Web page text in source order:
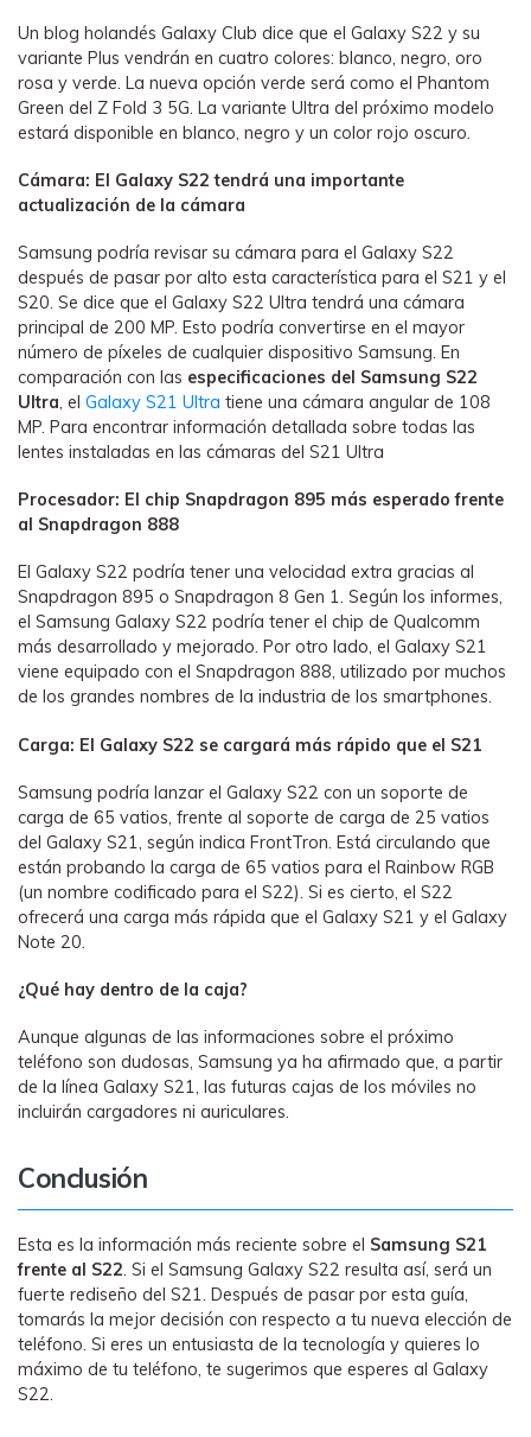
Un blog holandés Galaxy Club dice que el Galaxy S22 y su
variante Plus vendrán en cuatro colores: blanco, negro, oro
rosa y verde. La nueva opción verde será como el Phantom
Green del Z Fold 3 5G. La variante Ultra del próximo modelo
estará disponible en blanco, negro y un color rojo oscuro.
Cámara: El Galaxy S22 tendrá una importante
actualización de la cámara
Samsung podría revisar su cámara para el Galaxy S22
después de pasar por alto esta característica para el S21 y el
S20. Se dice que el Galaxy S22 Ultra tendrá una cámara
principal de 200 MP. Esto podría convertirse en el mayor
número de píxeles de cualquier dispositivo Samsung. En
comparación con las especificaciones del Samsung S22
Ultra, el Galaxy S21 Ultra tiene una cámara angular de 108
MP. Para encontrar información detallada sobre todas las
lentes instaladas en las cámaras del S21 Ultra
Procesador: El chip Snapdragon 895 más esperado frente
al Snapdragon 888
El Galaxy S22 podría tener una velocidad extra gracias al
Snapdragon 895 o Snapdragon 8 Gen 1. Según los informes,
el Samsung Galaxy S22 podría tener el chip de Qualcomm
más desarrollado y mejorado. Por otro lado, el Galaxy S21
viene equipado con el Snapdragon 888, utilizado por muchos
de los grandes nombres de la industria de los smartphones.
Carga: El Galaxy S22 se cargará más rápido que el S21
Samsung podría lanzar el Galaxy S22 con un soporte de
carga de 65 vatios, frente al soporte de carga de 25 vatios
del Galaxy S21, según indica FrontTron. Está circulando que
están probando la carga de 65 vatios para el Rainbow RGB
(un nombre codificado para el S22). Si es cierto, el S22
ofrecerá una carga más rápida que el Galaxy S21 y el Galaxy
Note 20.
¿Qué hay dentro de la caja?
Aunque algunas de las informaciones sobre el próximo
teléfono son dudosas, Samsung ya ha afirmado que, a partir
de la línea Galaxy S21, las futuras cajas de los móviles no
incluirán cargadores ni auriculares.
Conclusión
Esta es la información más reciente sobre el Samsung S21
frente al S22. Si el Samsung Galaxy S22 resulta así, será un
fuerte rediseño del S21. Después de pasar por esta guía,
tomarás la mejor decisión con respecto a tu nueva elección de
teléfono. Si eres un entusiasta de la tecnología y quieres lo
máximo de tu teléfono, te sugerimos que esperes al Galaxy
S22.